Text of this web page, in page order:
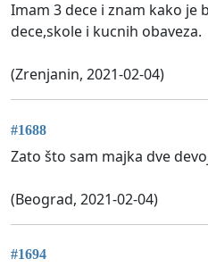
Imam 3 dece i znam kako je
dece,skole i kucnih obaveza.
(Zrenjanin, 2021-02-04)
#1688
Zato što sam majka dve
(Beograd, 2021-02-04)
#1694